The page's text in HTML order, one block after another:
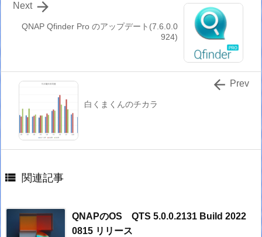
QNAP Qfinder Pro のアップデート(7.6.0.0
924)

Next
白くまくんのチカラ
 Prev
 関連記事
QNAPのOS QTS 5.0.0.2131 Build 2022
0815 リリース